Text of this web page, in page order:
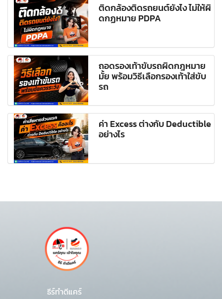
ติดกล้องติดรถยนต์ยังไง ไม่ให้ผิ
ดกฏหมาย PDPA
ถอดรองเท้าขับรถผิดกฎหมาย
มั้ย พร้อมวิธีเลือกรองเท้าใส่ขับ
รถ
ค่า Excess ต่างกับ Deductible
อย่างไร
ธีร์ทำดีแคร์